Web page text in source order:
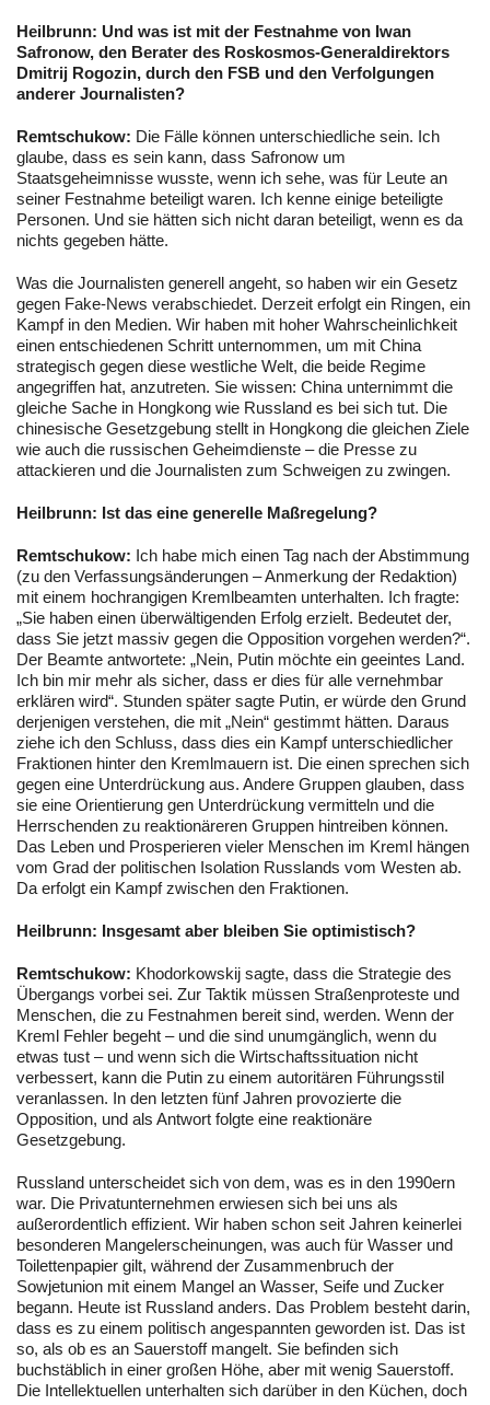
Heilbrunn: Und was ist mit der Festnahme von Iwan
Safronow, den Berater des Roskosmos-Generaldirektors
Dmitrij Rogozin, durch den FSB und den Verfolgungen
anderer Journalisten?
Remtschukow: Die Fälle können unterschiedliche sein. Ich
glaube, dass es sein kann, dass Safronow um
Staatsgeheimnisse wusste, wenn ich sehe, was für Leute an
seiner Festnahme beteiligt waren. Ich kenne einige beteiligte
Personen. Und sie hätten sich nicht daran beteiligt, wenn es da
nichts gegeben hätte.
Was die Journalisten generell angeht, so haben wir ein Gesetz
gegen Fake-News verabschiedet. Derzeit erfolgt ein Ringen, ein
Kampf in den Medien. Wir haben mit hoher Wahrscheinlichkeit
einen entschiedenen Schritt unternommen, um mit China
strategisch gegen diese westliche Welt, die beide Regime
angegriffen hat, anzutreten. Sie wissen: China unternimmt die
gleiche Sache in Hongkong wie Russland es bei sich tut. Die
chinesische Gesetzgebung stellt in Hongkong die gleichen Ziele
wie auch die russischen Geheimdienste – die Presse zu
attackieren und die Journalisten zum Schweigen zu zwingen.
Heilbrunn: Ist das eine generelle Maßregelung?
Remtschukow: Ich habe mich einen Tag nach der Abstimmung
(zu den Verfassungsänderungen – Anmerkung der Redaktion)
mit einem hochrangigen Kremlbeamten unterhalten. Ich fragte:
„Sie haben einen überwältigenden Erfolg erzielt. Bedeutet der,
dass Sie jetzt massiv gegen die Opposition vorgehen werden?“.
Der Beamte antwortete: „Nein, Putin möchte ein geeintes Land.
Ich bin mir mehr als sicher, dass er dies für alle vernehmbar
erklären wird“. Stunden später sagte Putin, er würde den Grund
derjenigen verstehen, die mit „Nein“ gestimmt hätten. Daraus
ziehe ich den Schluss, dass dies ein Kampf unterschiedlicher
Fraktionen hinter den Kremlmauern ist. Die einen sprechen sich
gegen eine Unterdrückung aus. Andere Gruppen glauben, dass
sie eine Orientierung gen Unterdrückung vermitteln und die
Herrschenden zu reaktionäreren Gruppen hintreiben können.
Das Leben und Prosperieren vieler Menschen im Kreml hängen
vom Grad der politischen Isolation Russlands vom Westen ab.
Da erfolgt ein Kampf zwischen den Fraktionen.
Heilbrunn: Insgesamt aber bleiben Sie optimistisch?
Remtschukow: Khodorkowskij sagte, dass die Strategie des
Übergangs vorbei sei. Zur Taktik müssen Straßenproteste und
Menschen, die zu Festnahmen bereit sind, werden. Wenn der
Kreml Fehler begeht – und die sind unumgänglich, wenn du
etwas tust – und wenn sich die Wirtschaftssituation nicht
verbessert, kann die Putin zu einem autoritären Führungsstil
veranlassen. In den letzten fünf Jahren provozierte die
Opposition, und als Antwort folgte eine reaktionäre
Gesetzgebung.
Russland unterscheidet sich von dem, was es in den 1990ern
war. Die Privatunternehmen erwiesen sich bei uns als
außerordentlich effizient. Wir haben schon seit Jahren keinerlei
besonderen Mangelerscheinungen, was auch für Wasser und
Toilettenpapier gilt, während der Zusammenbruch der
Sowjetunion mit einem Mangel an Wasser, Seife und Zucker
begann. Heute ist Russland anders. Das Problem besteht darin,
dass es zu einem politisch angespannten geworden ist. Das ist
so, als ob es an Sauerstoff mangelt. Sie befinden sich
buchstäblich in einer großen Höhe, aber mit wenig Sauerstoff.
Die Intellektuellen unterhalten sich darüber in den Küchen, doch